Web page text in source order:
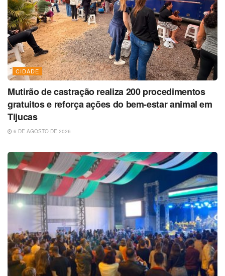
CIDADE
Mutirão de castração realiza 200 procedimentos
gratuitos e reforça ações do bem-estar animal em
Tijucas
6 DE AGOSTO DE 2026